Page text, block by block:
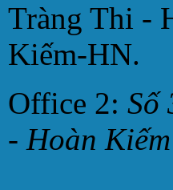
Tràng Thi -
Kiếm-HN.
Office 2: Số
- Hoàn